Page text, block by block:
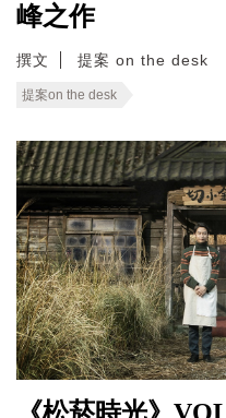
峰之作
撰文 提案 on the desk
提案on the desk
《松菸時光》